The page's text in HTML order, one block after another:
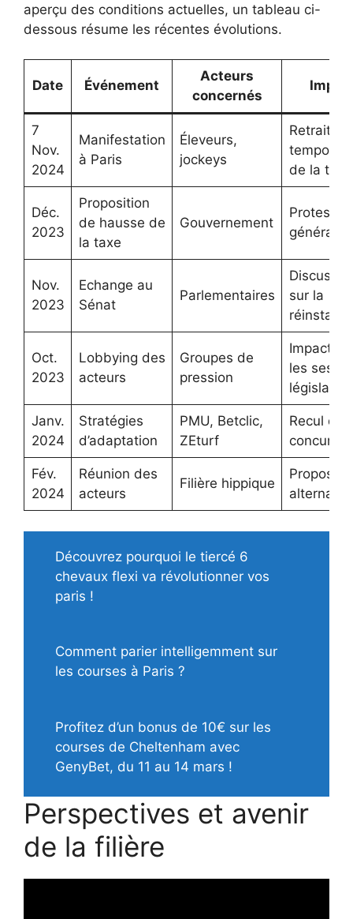
aperçu des conditions actuelles, un tableau ci-
dessous résume les récentes évolutions.
Date Événement
Acteurs
concernés
7
Nov.
2024
Manifestation
à Paris
Éleveurs,
jockeys
Retrait
de la taxe
Déc.
2023
Proposition
de hausse de
la taxe
Gouvernement
Nov.
2023
Echange au
Sénat
Parlementaires
sur la
Oct.
2023
Lobbying des
acteurs
Groupes de
pression
Impact
les
Janv.
2024
Stratégies
d’adaptation
PMU, Betclic,
ZEturf
Recul de
Fév.
2024
Réunion des
acteurs
Filière hippique
Découvrez pourquoi le tiercé 6
chevaux flexi va révolutionner vos
paris !
Comment parier intelligemment sur
les courses à Paris ?
Profitez d’un bonus de 10€ sur les
courses de Cheltenham avec
GenyBet, du 11 au 14 mars !
Perspectives et avenir
de la filière